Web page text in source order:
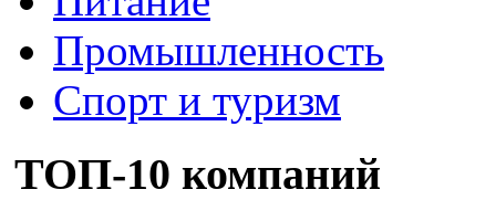
Промышленность
Спорт и туризм
ТОП-10 компаний